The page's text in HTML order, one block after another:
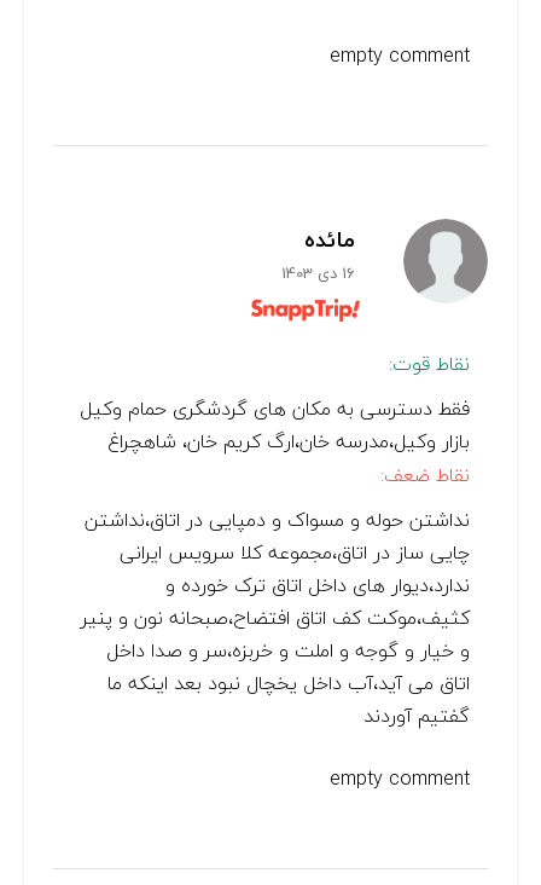
empty comment
مائده
16 دی 1403
نقاط قوت:
فقط دسترسی به مکان های گردشگری حمام وکیل
بازار وکیل،مدرسه خان،ارگ کریم خان، شاهچراغ
نقاط ضعف:
نداشتن حوله و مسواک و دمپایی در اتاق،نداشتن
چایی ساز در اتاق،مجموعه کلا سرویس ایرانی
ندارد،دیوار های داخل اتاق ترک خورده و
کثیف،موکت کف اتاق افتضاح،صبحانه نون و پنیر
و خیار و گوجه و املت و خربزه،سر و صدا داخل
اتاق می آید،آب داخل یخچال نبود بعد اینکه ما
گفتیم آوردند
empty comment